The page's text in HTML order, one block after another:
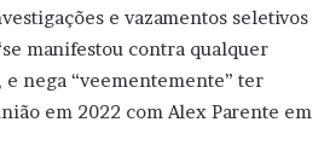
e vazamentos seletivos
manifestou contra qualquer
nega “veementemente” ter
em 2022 com Alex Parente em